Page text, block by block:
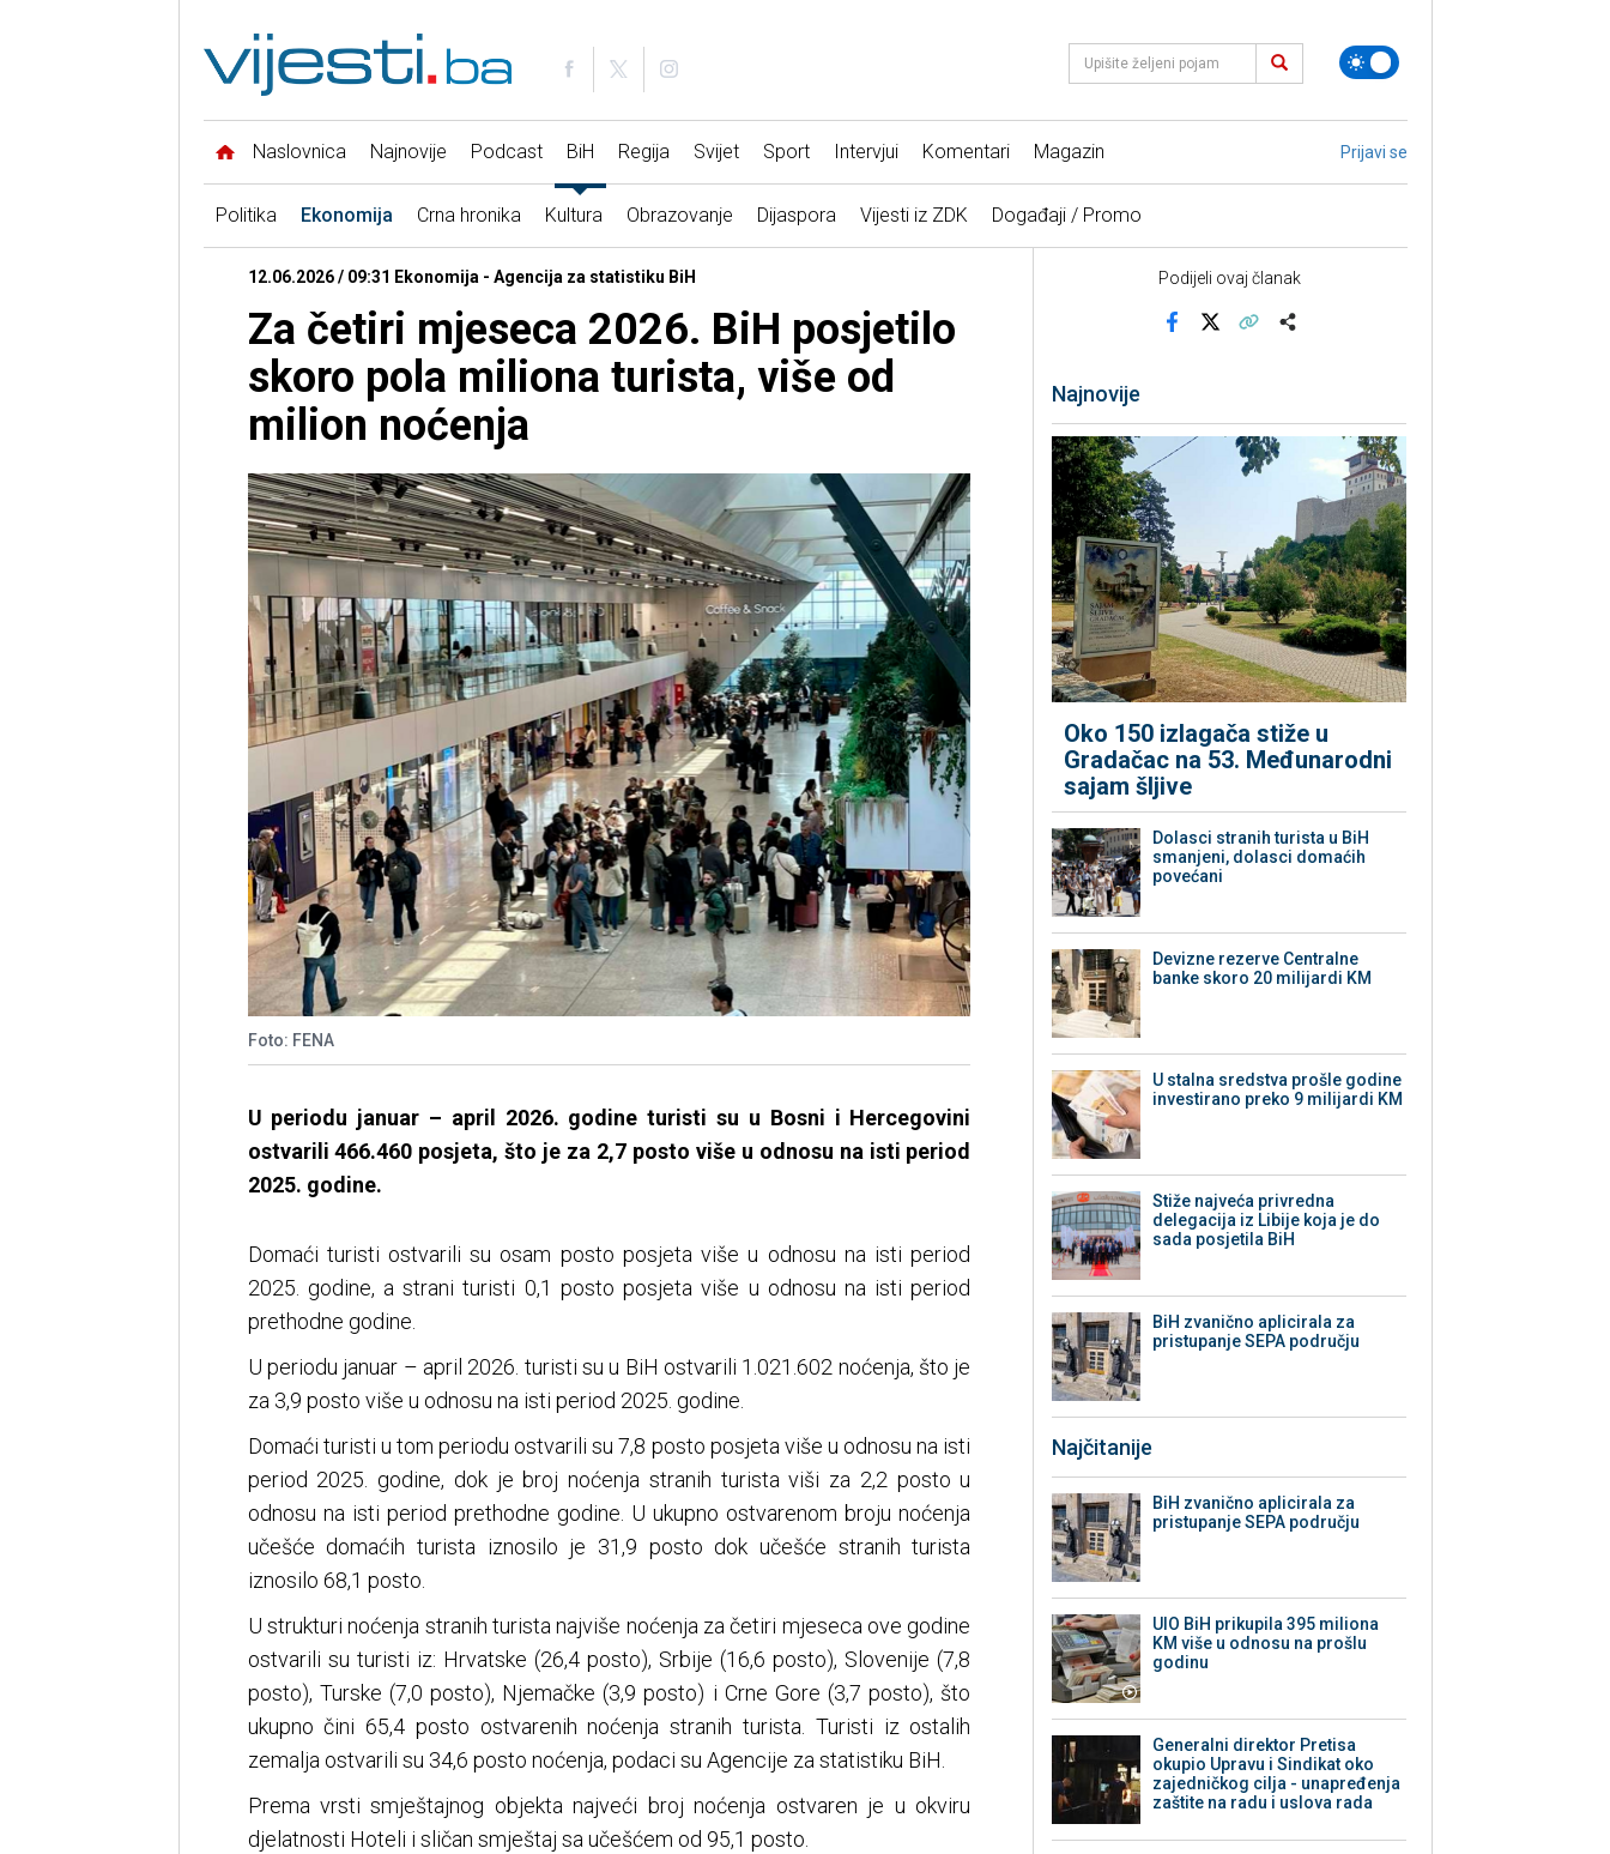
Naslovnica Najnovije Podcast BiH Regija Svijet Sport Intervjui Komentari Magazin Prijavi se
Politika Ekonomija Crna hronika Kultura Obrazovanje Dijaspora Vijesti iz ZDK Događaji / Promo
12.06.2026 / 09:31 Ekonomija - Agencija za statistiku BiH
Za četiri mjeseca 2026. BiH posjetilo
skoro pola miliona turista, više od
milion noćenja
Foto: FENA
U periodu januar – april 2026. godine turisti su u Bosni i Hercegovini
ostvarili 466.460 posjeta, što je za 2,7 posto više u odnosu na isti period
2025. godine.
Domaći turisti ostvarili su osam posto posjeta više u odnosu na isti period
2025. godine, a strani turisti 0,1 posto posjeta više u odnosu na isti period
prethodne godine.
U periodu januar – april 2026. turisti su u BiH ostvarili 1.021.602 noćenja, što je
za 3,9 posto više u odnosu na isti period 2025. godine.
Domaći turisti u tom periodu ostvarili su 7,8 posto posjeta više u odnosu na isti
period 2025. godine, dok je broj noćenja stranih turista viši za 2,2 posto u
odnosu na isti period prethodne godine. U ukupno ostvarenom broju noćenja
učešće domaćih turista iznosilo je 31,9 posto dok učešće stranih turista
iznosilo 68,1 posto.
U strukturi noćenja stranih turista najviše noćenja za četiri mjeseca ove godine
ostvarili su turisti iz: Hrvatske (26,4 posto), Srbije (16,6 posto), Slovenije (7,8
posto), Turske (7,0 posto), Njemačke (3,9 posto) i Crne Gore (3,7 posto), što
ukupno čini 65,4 posto ostvarenih noćenja stranih turista. Turisti iz ostalih
zemalja ostvarili su 34,6 posto noćenja, podaci su Agencije za statistiku BiH.
Prema vrsti smještajnog objekta najveći broj noćenja ostvaren je u okviru
djelatnosti Hoteli i sličan smještaj sa učešćem od 95,1 posto.
Podijeli ovaj članak
Najnovije
Oko 150 izlagača stiže u
Gradačac na 53. Međunarodni
sajam šljive
Dolasci stranih turista u BiH
smanjeni, dolasci domaćih
povećani
Devizne rezerve Centralne
banke skoro 20 milijardi KM
U stalna sredstva prošle godine
investirano preko 9 milijardi KM
Stiže najveća privredna
delegacija iz Libije koja je do
sada posjetila BiH
BiH zvanično aplicirala za
pristupanje SEPA području
Najčitanije
BiH zvanično aplicirala za
pristupanje SEPA području
UIO BiH prikupila 395 miliona
KM više u odnosu na prošlu
godinu
Generalni direktor Pretisa
okupio Upravu i Sindikat oko
zajedničkog cilja - unapređenja
zaštite na radu i uslova rada